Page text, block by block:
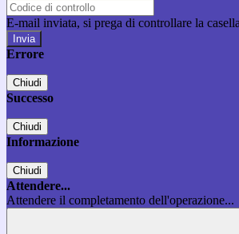
E-mail inviata, si prega di controllare la
Errore
Chiudi
Successo
Chiudi
Informazione
Chiudi
Attendere...
Attendere il completamento dell'operazione...